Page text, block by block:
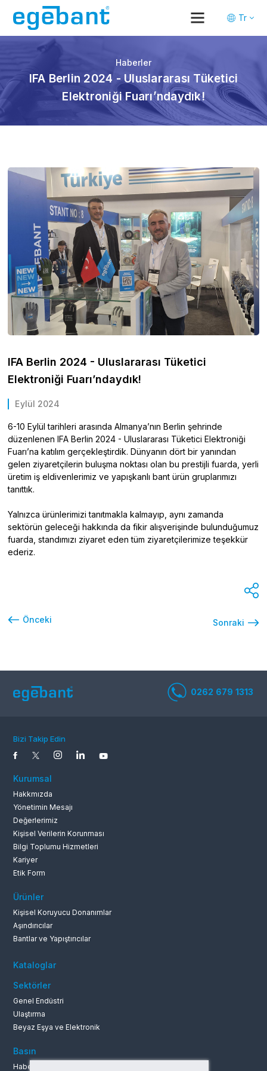
Tr
En
Haberler
IFA Berlin 2024 - Uluslararası Tüketici
Elektroniği Fuarı’ndaydık!
IFA Berlin 2024 - Uluslararası Tüketici
Elektroniği Fuarı’ndaydık!
Eylül 2024
6-10 Eylül tarihleri arasında Almanya’nın Berlin şehrinde
düzenlenen IFA Berlin 2024 - Uluslararası Tüketici Elektroniği
Fuarı’na katılım gerçekleştirdik. Dünyanın dört bir yanından
gelen ziyaretçilerin buluşma noktası olan bu prestijli fuarda, yerli
üretim iş eldivenlerimiz ve yapışkanlı bant ürün gruplarımızı
tanıttık.
Yalnızca ürünlerimizi tanıtmakla kalmayıp, aynı zamanda
sektörün geleceği hakkında da fikir alışverişinde bulunduğumuz
fuarda, standımızı ziyaret eden tüm ziyaretçilerimize teşekkür
ederiz.
Önceki Sonraki
Bizi Takip Edin
Kurumsal
Hakkmızda
Yönetimin Mesajı
Değerlerimiz
Kişisel Verilerin Korunması
Bilgi Toplumu Hizmetleri
Kariyer
Etik Form
Ürünler
Kişisel Koruyucu Donanımlar
Aşındırıcılar
Bantlar ve Yapıştırıcılar
Kataloglar
Sektörler
Genel Endüstri
Ulaştırma
Beyaz Eşya ve Elektronik
Basın
Haberler ve Duyurular